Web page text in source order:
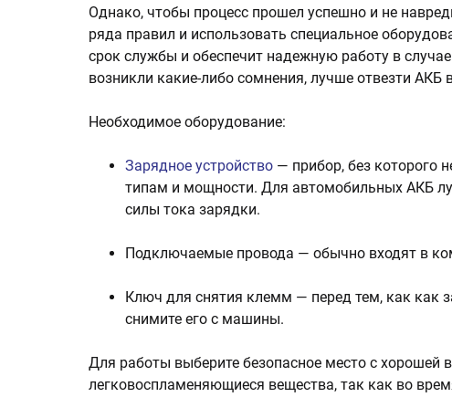
Однако, чтобы процесс прошел успешно и не
ряда правил и использовать специальное
срок службы и обеспечит надежную работу в
возникли какие-либо сомнения, лучше отвезти АКБ
Необходимое оборудование:
Зарядное устройство — прибор, без которого
типам и мощности. Для автомобильных АКБ
силы тока зарядки.
Подключаемые провода — обычно входят в
Ключ для снятия клемм — перед тем, как как
снимите его с машины.
Для работы выберите безопасное место с хорошей
легковоспламеняющиеся вещества, так как во